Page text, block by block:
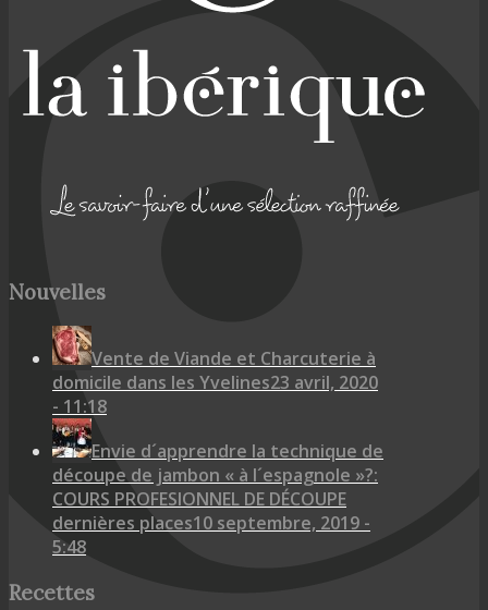
Nouvelles
Vente de Viande et Charcuterie à
domicile dans les Yvelines23 avril, 2020
- 11:18
Envie d´apprendre la technique de
découpe de jambon « à l´espagnole »?:
COURS PROFESIONNEL DE DÉCOUPE
dernières places10 septembre, 2019 -
5:48
Recettes